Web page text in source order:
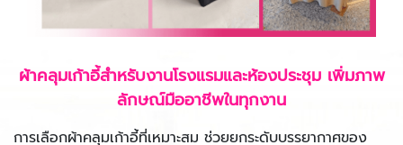
ผ้าคลุมเก้าอี้สำหรับงานโรงแรมและห้องประชุม เพิ่มภาพ
ลักษณ์มืออาชีพในทุกงาน
การเลือกผ้าคลุมเก้าอี้ที่เหมาะสม ช่วยยกระดับบรรยากาศของ